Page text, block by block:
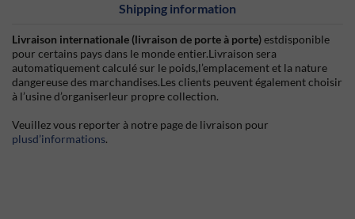
Shipping information
Livraison internationale (livraison de porte à porte)estdisponible
pour certains pays dans le monde entier.Livraison sera
automatiquement calculé sur le poids,l’emplacement et la nature
dangereuse des marchandises.Les clients peuvent également choisir
à l’usine d’organiserleur propre collection.
Veuillez vous reporter à notre page de livraison pour
plusd’informations.